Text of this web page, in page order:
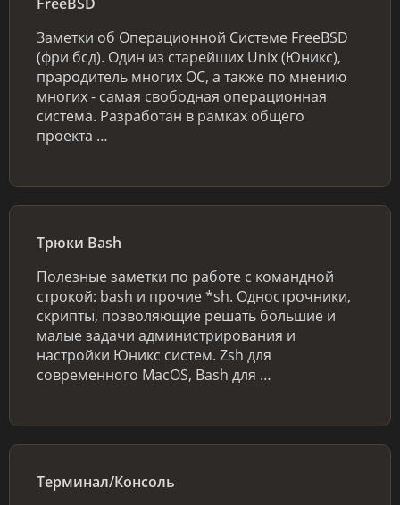
Заметки об Операционной Системе FreeBSD
(фри бсд). Один из старейших Unix (Юникс),
прародитель многих ОС, а также по мнению
многих - самая свободная операционная
система. Разработан в рамках общего
проекта …
Трюки Bash
Полезные заметки по работе с командной
строкой: bash и прочие *sh. Однострочники,
скрипты, позволяющие решать большие и
малые задачи администрирования и
настройки Юникс систем. Zsh для
современного MacOS, Bash для …
Терминал/Консоль